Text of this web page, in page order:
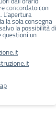
concordato con
la sola consegna
la possibilità di
questioni un